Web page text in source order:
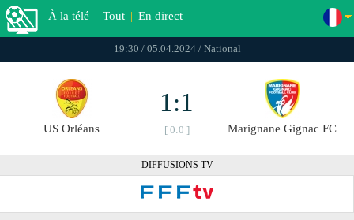
À la télé | Tout | En direct
19:30 / 05.04.2024 / National
US Orléans
1:1
[ 0:0 ] Marignane Gignac FC
DIFFUSIONS TV